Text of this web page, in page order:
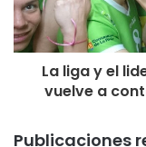
La liga y el
vuelve a
Publicaciones